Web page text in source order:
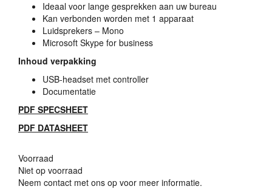
Ideaal voor lange gesprekken aan uw bureau
Kan verbonden worden met 1 apparaat
Luidsprekers – Mono
Microsoft Skype for business
Inhoud verpakking
USB-headset met controller
Documentatie
PDF SPECSHEET
PDF DATASHEET
Voorraad
Niet op voorraad
Neem contact met ons op voor meer informatie.